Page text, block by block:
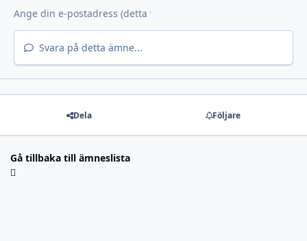
Svara på detta ämne...
Dela Följare
Gå tillbaka till ämneslista